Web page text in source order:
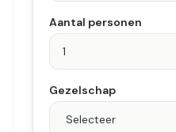
Aantal personen
Gezelschap